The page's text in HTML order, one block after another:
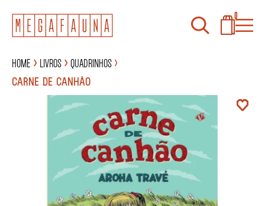
0
Home Livros
Quadrinhos
CARNE DE CANHÃO